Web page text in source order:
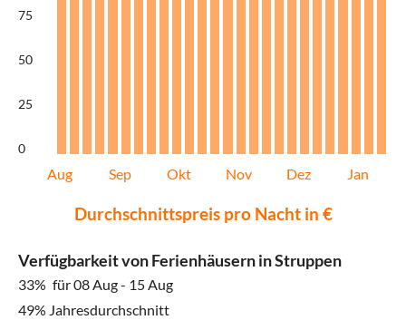
75
50
25
0
Aug Sep Okt Nov Dez Jan
Durchschnittspreis pro Nacht in €
Verfügbarkeit von Ferienhäusern in Struppen
33% für 08 Aug - 15 Aug
49% Jahresdurchschnitt